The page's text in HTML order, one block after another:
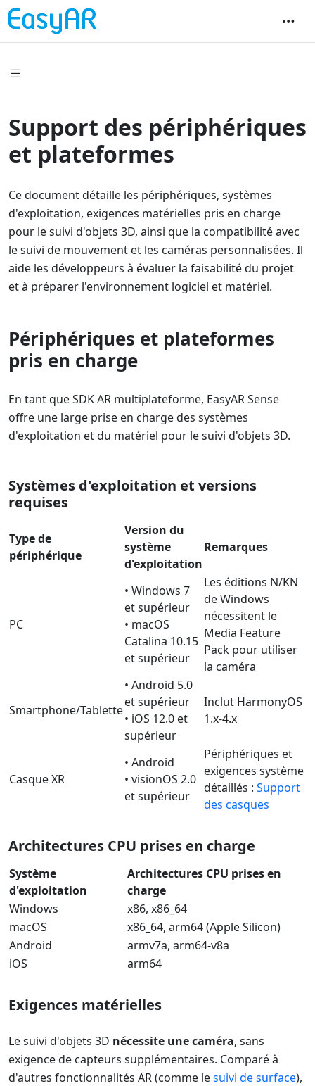
Support des périphériques
et plateformes
Ce document détaille les périphériques, systèmes
d'exploitation, exigences matérielles pris en charge
pour le suivi d'objets 3D, ainsi que la compatibilité avec
le suivi de mouvement et les caméras personnalisées. Il
aide les développeurs à évaluer la faisabilité du projet
et à préparer l'environnement logiciel et matériel.
Périphériques et plateformes
pris en charge
En tant que SDK AR multiplateforme, EasyAR Sense
offre une large prise en charge des systèmes
d'exploitation et du matériel pour le suivi d'objets 3D.
Systèmes d'exploitation et versions
requises
Type de
périphérique
Version du
système
d'exploitation
Remarques
PC
• Windows 7
et supérieur
• macOS
Catalina 10.15
et supérieur
Les éditions N/KN
de Windows
nécessitent le
Media Feature
Pack pour utiliser
la caméra
Smartphone/Tablette
• Android 5.0
et supérieur
• iOS 12.0 et
supérieur
Inclut HarmonyOS
1.x-4.x
Casque XR
• Android
• visionOS 2.0
et supérieur
Périphériques et
exigences système
détaillés : Support
des casques
Architectures CPU prises en charge
Système
d'exploitation
Architectures CPU prises en
charge
Windows
x86, x86_64
macOS
x86_64, arm64 (Apple Silicon)
Android
armv7a, arm64-v8a
iOS
arm64
Exigences matérielles
Le suivi d'objets 3D nécessite une caméra, sans
exigence de capteurs supplémentaires. Comparé à
d'autres fonctionnalités AR (comme lesuivi de surface),